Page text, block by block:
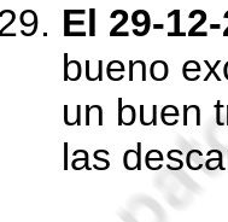
El 29-
bueno
un buen
las